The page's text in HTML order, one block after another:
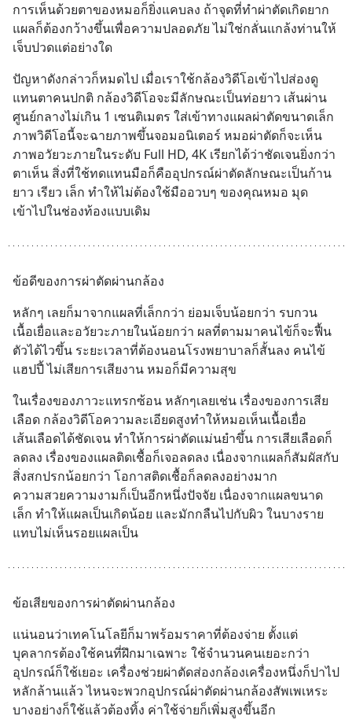
การเห็นด้วยตาของหมอก็ยิ่งแคบลง ถ้าจุดที่ทำผ่าตัดเกิดยาก
แผลก็ต้องกว้างขึ้นเพื่อความปลอดภัย ไม่ใช่กลั่นแกล้งท่านให้
เจ็บปวดแต่อย่างใด
ปัญหาดังกล่าวก็หมดไป เมื่อเราใช้กล้องวิดีโอเข้าไปส่องดู
แทนตาคนปกติ กล้องวิดีโอจะมีลักษณะเป็นท่อยาว เส้นผ่าน
ศูนย์กลางไม่เกิน 1 เซนติเมตร ใส่เข้าทางแผลผ่าตัดขนาดเล็ก
ภาพวิดีโอนี้จะฉายภาพขึ้นจอมอนิเตอร์ หมอผ่าตัดก็จะเห็น
ภาพอวัยวะภายในระดับ Full HD, 4K เรียกได้ว่าชัดเจนยิ่งกว่า
ตาเห็น สิ่งที่ใช้ทดแทนมือก็คืออุปกรณ์ผ่าตัดลักษณะเป็นก้าน
ยาว เรียว เล็ก ทำให้ไม่ต้องใช้มืออวบๆ ของคุณหมอ มุด
เข้าไปในช่องท้องแบบเดิม
ข้อดีของการผ่าตัดผ่านกล้อง
หลักๆ เลยก็มาจากแผลที่เล็กกว่า ย่อมเจ็บน้อยกว่า รบกวน
เนื้อเยื่อและอวัยวะภายในน้อยกว่า ผลที่ตามมาคนไข้ก็จะฟื้น
ตัวได้ไวขึ้น ระยะเวลาที่ต้องนอนโรงพยาบาลก็สั้นลง คนไข้
แฮปปี้ ไม่เสียการเสียงาน หมอก็มีความสุข
ในเรื่องของภาวะแทรกซ้อน หลักๆเลยเช่น เรื่องของการเสีย
เลือด กล้องวิดีโอความละเอียดสูงทำให้หมอเห็นเนื้อเยื่อ
เส้นเลือดได้ชัดเจน ทำให้การผ่าตัดแม่นยำขึ้น การเสียเลือดก็
ลดลง เรื่องของแผลติดเชื้อก็เจอลดลง เนื่องจากแผลก็สัมผัสกับ
สิ่งสกปรกน้อยกว่า โอกาสติดเชื้อก็ลดลงอย่างมาก
ความสวยความงามก็เป็นอีกหนึ่งปัจจัย เนื่องจากแผลขนาด
เล็ก ทำให้แผลเป็นเกิดน้อย และมักกลืนไปกับผิว ในบางราย
แทบไม่เห็นรอยแผลเป็น
ข้อเสียของการผ่าตัดผ่านกล้อง
แน่นอนว่าเทคโนโลยีก็มาพร้อมราคาที่ต้องจ่าย ตั้งแต่
บุคลากรต้องใช้คนที่ฝึกมาเฉพาะ ใช้จำนวนคนเยอะกว่า
อุปกรณ์ก็ใช้เยอะ เครื่องช่วยผ่าตัดส่องกล้องเครื่องหนึ่งก็ปาไป
หลักล้านแล้ว ไหนจะพวกอุปกรณ์ผ่าตัดผ่านกล้องสัพเพเหระ
บางอย่างก็ใช้แล้วต้องทิ้ง ค่าใช้จ่ายก็เพิ่มสูงขึ้นอีก